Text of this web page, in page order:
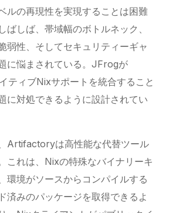
ルの再現性を実現することは困難
ばしば、帯域幅のボトルネック、
弱性、そしてセキュリティーギャ
に悩まされている。JFrogが
ティブNixサポートを統合すること
に対処できるように設計されてい
Artifactoryは高性能な代替ツール
これは、Nixの特殊なバイナリーキ
環境がソースからコンパイルする
済みのパッケージを取得できるよ